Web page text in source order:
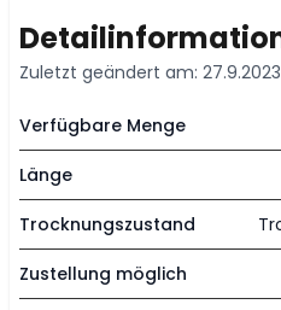
Zuletzt geändert am: 27.9.2023
Verfügbare Menge
Länge
Trocknungszustand
Zustellung möglich